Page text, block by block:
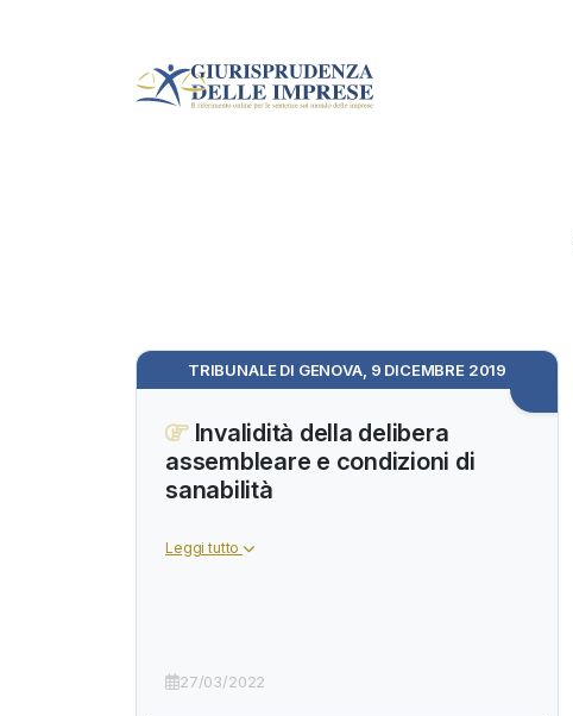
TRIBUNALE DI GENOVA, 9 DICEMBRE 2019
Invalidità della delibera
assembleare e condizioni di
sanabilità
Leggi tutto
27/03/2022